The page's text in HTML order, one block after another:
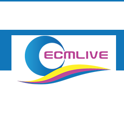
Register